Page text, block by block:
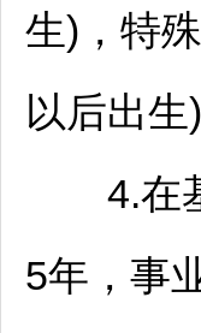
生)，特
以后出生
4.在基
5年， 事